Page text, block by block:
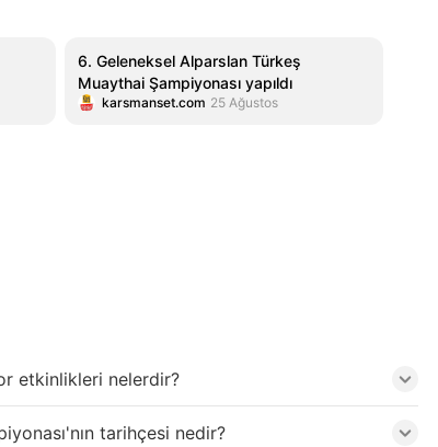
6. Geleneksel Alparslan Türkeş
Muaythai Şampiyonası yapıldı
karsmanset.com 25 Ağustos
etkinlikleri nelerdir?
tarihçesi nedir?